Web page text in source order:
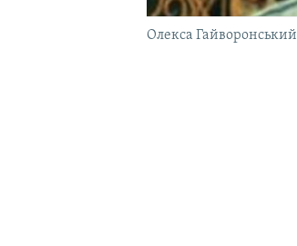
Олекса Гайворонський